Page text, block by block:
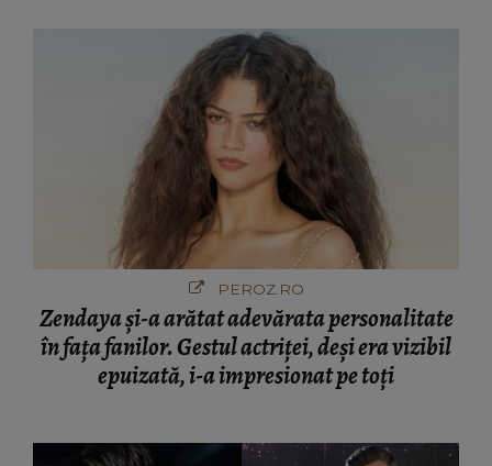
PEROZ.RO
Zendaya și-a arătat adevărata personalitate
în fața fanilor. Gestul actriței, deși era vizibil
epuizată, i-a impresionat pe toți